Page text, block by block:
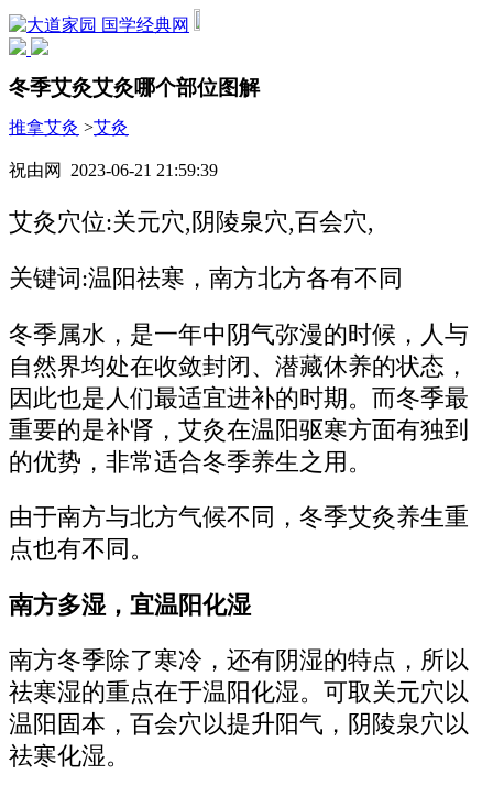
国学经典网
冬季艾灸艾灸哪个部位图解
推拿艾灸 >艾灸
祝由网 2023-06-21 21:59:39
艾灸穴位:关元穴,阴陵泉穴,百会穴,
关键词:温阳祛寒，南方北方各有不同
冬季属水，是一年中阴气弥漫的时候，人与
自然界均处在收敛封闭、潜藏休养的状态，
因此也是人们最适宜进补的时期。而冬季最
重要的是补肾，艾灸在温阳驱寒方面有独到
的优势，非常适合冬季养生之用。
由于南方与北方气候不同，冬季艾灸养生重
点也有不同。
南方多湿，宜温阳化湿
南方冬季除了寒冷，还有阴湿的特点，所以
祛寒湿的重点在于温阳化湿。可取关元穴以
温阳固本，百会穴以提升阳气，阴陵泉穴以
祛寒化湿。